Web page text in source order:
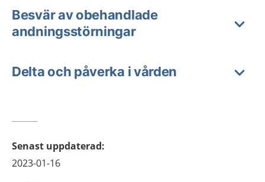
Besvär av obehandlade
andningsstörningar
Delta och påverka i vården
Senast uppdaterad:
2023-01-16